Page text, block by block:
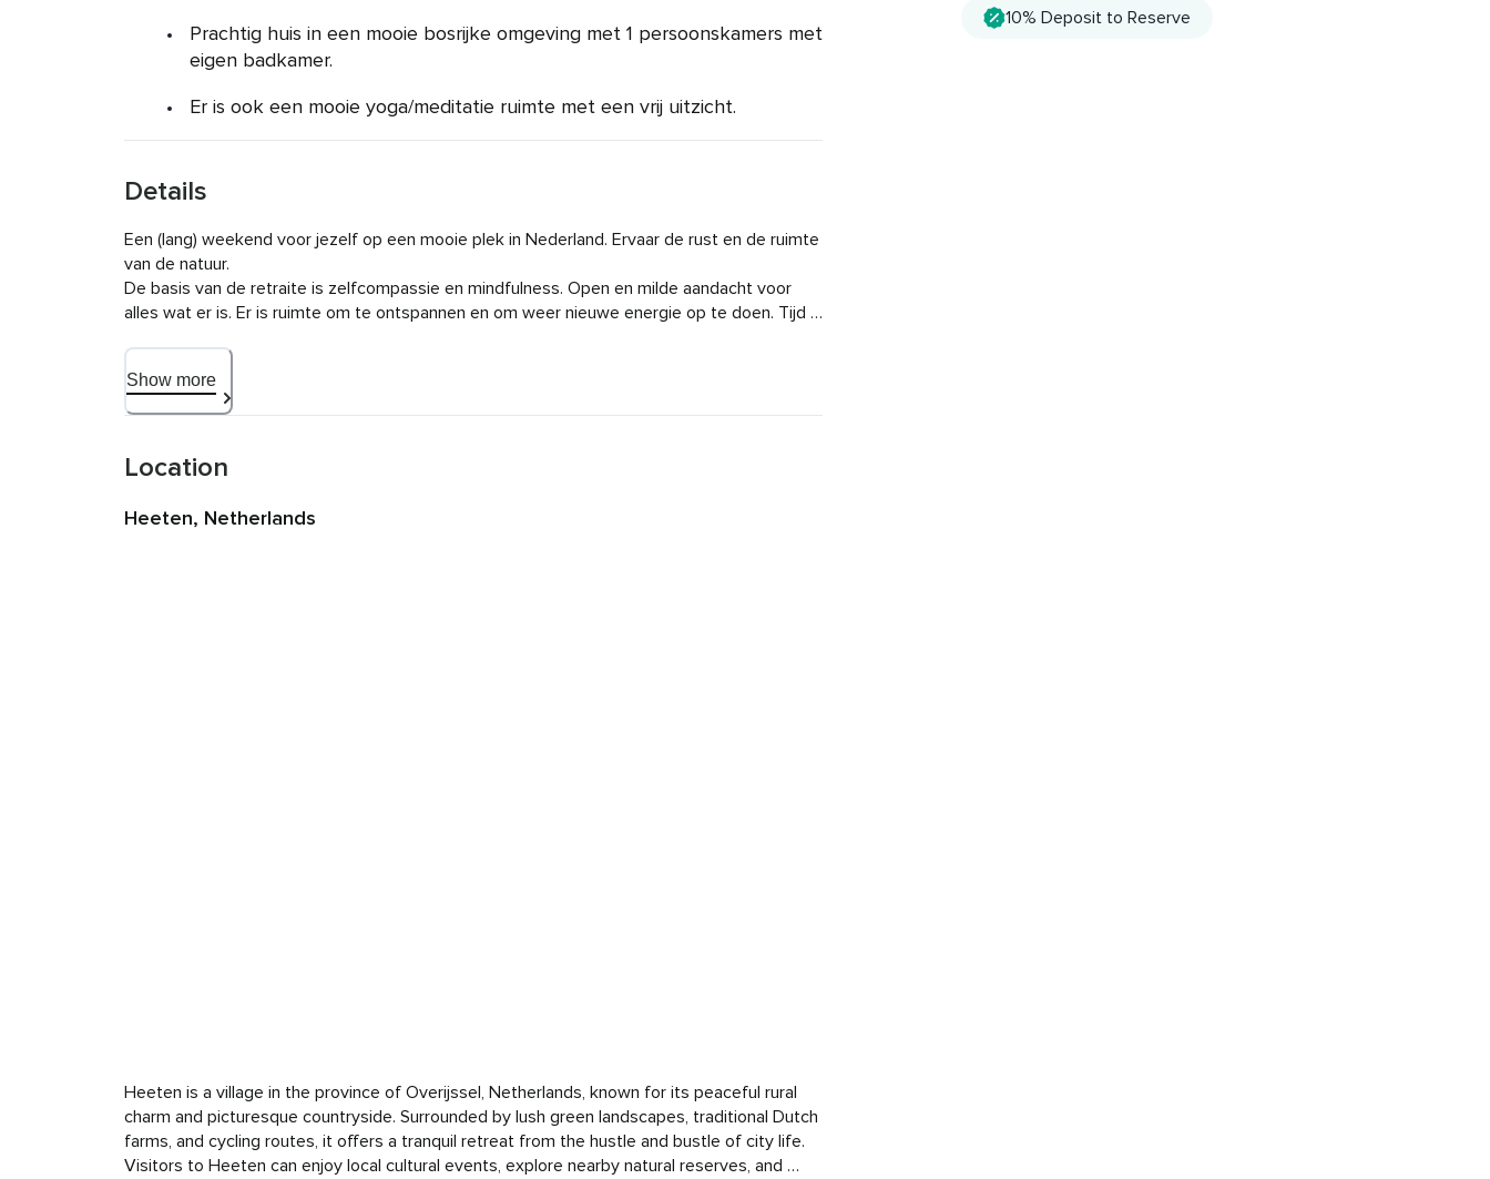
Prachtig huis in een mooie bosrijke omgeving met 1 persoonskamers met
eigen badkamer.
Er is ook een mooie yoga/meditatie ruimte met een vrij uitzicht.
Details
Een (lang) weekend voor jezelf op een mooie plek in Nederland. Ervaar de rust en de ruimte
van de natuur.
De basis van de retraite is zelfcompassie en mindfulness. Open en milde aandacht voor
alles wat er is. Er is ruimte om te ontspannen en om weer nieuwe energie op te doen. Tijd
Het programma is afwisselend en nodigt uit om naar binnen te gaan. Te verdiepen en te
doen.
We oefenen met verschillende soorten meditaties. En wandelen en schrijven aan de hand
van het weekend thema. We wisselen rustige yoga oefeningen en loopmeditatie af met
Show more
Location
Heeten, Netherlands
Heeten is a village in the province of Overijssel, Netherlands, known for its peaceful rural
charm and picturesque countryside. Surrounded by lush green landscapes, traditional Dutch
farms, and cycling routes, it offers a tranquil retreat from the hustle and bustle of city life.
Visitors to Heeten can enjoy local cultural events, explore nearby natural reserves, and
10% Deposit to Reserve